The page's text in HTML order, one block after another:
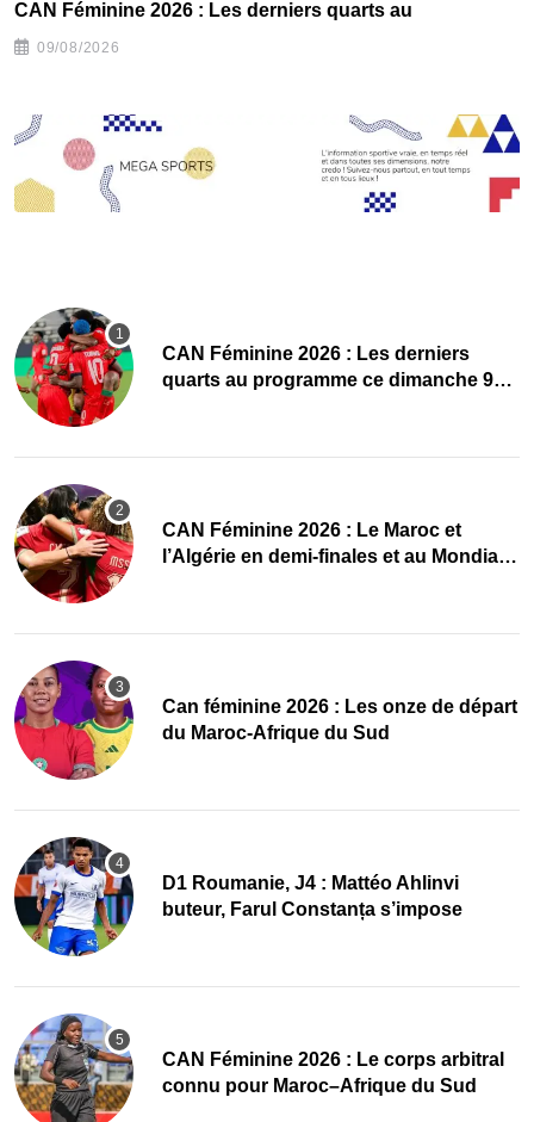
CAN Féminine 2026 : Les derniers quarts au
09/08/2026
CAN Féminine 2026 : Les derniers
quarts au programme ce dimanche 9
CAN Féminine 2026 : Le Maroc et
l’Algérie en demi-finales et au Mondial
‎Can féminine 2026 : Les onze de départ
du Maroc-Afrique du Sud
D1 Roumanie, J4 : Mattéo Ahlinvi
buteur, Farul Constanța s’impose
‎CAN Féminine 2026 : Le corps arbitral
connu pour Maroc–Afrique du Sud